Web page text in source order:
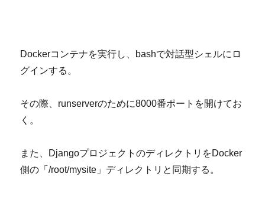
Dockerコンテナを実行し、bashで対話型シェルにロ
グインする。
その際、runserverのために8000番ポートを開けてお
く。
また、DjangoプロジェクトのディレクトリをDocker
側の「/root/mysite」ディレクトリと同期する。